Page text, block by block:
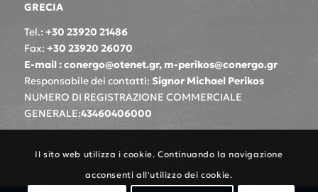
GRECIA
Tel.: +30 23920 21486
Fax: +30 23920 26070
E-mail :conergo@otenet.gr, m-perikos@conergo.gr
Responsabile dei contatti: Signor Michael Perikos
NUMERO DI REGISTRAZIONE COMMERCIALE
GENERALE:43460406000
Il sito web utilizza i cookie. Continuando la navigazione
acconsenti all'utilizzo dei cookie.